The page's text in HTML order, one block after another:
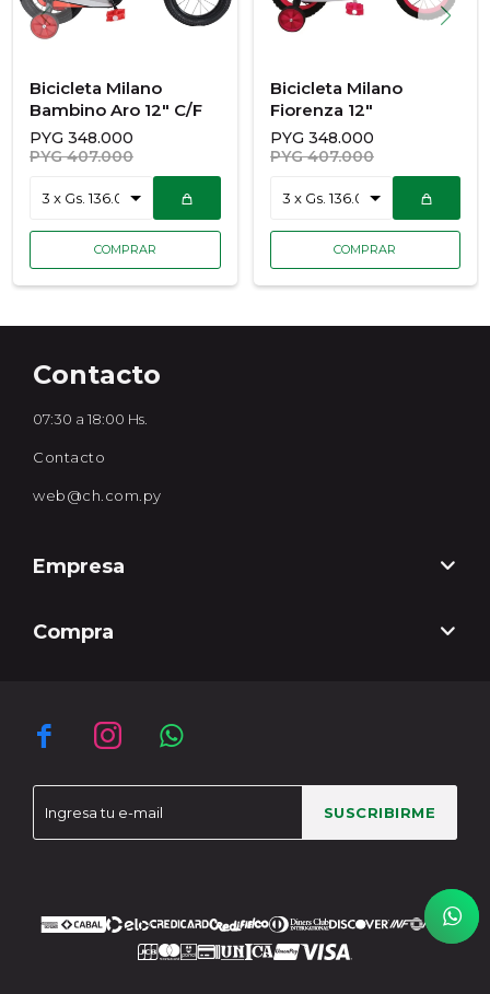
Bicicleta Milano
Bambino Aro 12" C/F
PYG 348.000
PYG 407.000
Bicicleta Milano
Fiorenza 12"
PYG 348.000
PYG 407.000
  
SUSCRIBIRME
Contacto
07:30 a 18:00 Hs.
Contacto
web@ch.com.py
Empresa
Compra